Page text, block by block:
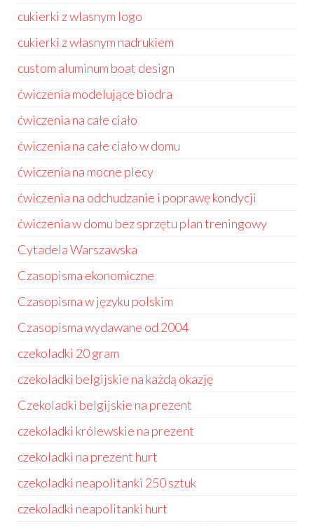
cukierki z wlasnym logo
cukierki z własnym nadrukiem
custom aluminum boat design
ćwiczenia modelujące biodra
ćwiczenia na całe ciało
ćwiczenia na całe ciało w domu
ćwiczenia na mocne plecy
ćwiczenia na odchudzanie i poprawę kondycji
ćwiczenia w domu bez sprzętu plan treningowy
Cytadela Warszawska
Czasopisma ekonomiczne
Czasopisma w języku polskim
Czasopisma wydawane od 2004
czekoladki 20 gram
czekoladki belgijskie na każdą okazję
Czekoladki belgijskie na prezent
czekoladki królewskie na prezent
czekoladki na prezent hurt
czekoladki neapolitanki 250 sztuk
czekoladki neapolitanki hurt